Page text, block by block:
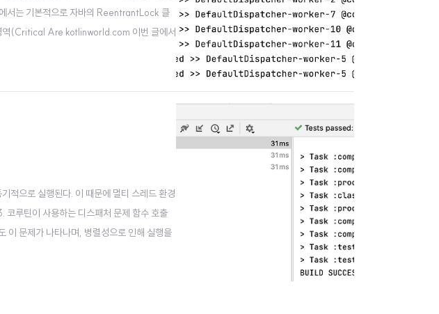
서는 기본적으로 자바의 ReentrantLock 클
역(Critical Are kotlinworld.com 이번 글에서
적으로 실행된다. 이 때문에 멀티 스레드 환경
코루틴이 사용하는 디스패처 문제 함수 호출
이 문제가 나타나며, 병렬성으로 인해 실행을